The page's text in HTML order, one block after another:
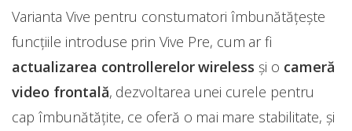
Varianta Vive pentru constumatori îmbunătăţește
funcţiile introduse prin Vive Pre, cum ar fi
actualizarea controllerelor wireless şi o cameră
video frontală, dezvoltarea unei curele pentru
cap îmbunătăţite, ce oferă o mai mare stabilitate, şi